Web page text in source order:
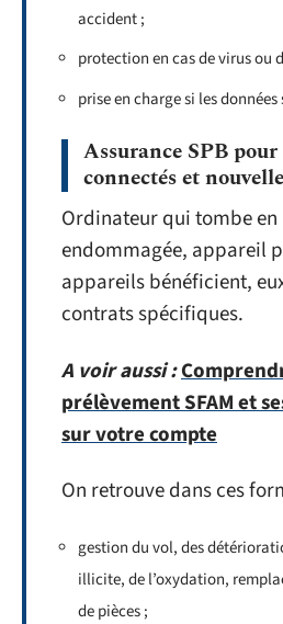
accident ;
protection en cas de virus ou
prise en charge si les
Assurance SPB
connectés et
Ordinateur qui tombe
endommagée, appareil
appareils bénéficient,
contrats spécifiques.
A voir aussi :
prélèvement SFAM et
sur votre compte
On retrouve dans ces
gestion du vol, des
illicite, de l’oxydation,
de pièces ;